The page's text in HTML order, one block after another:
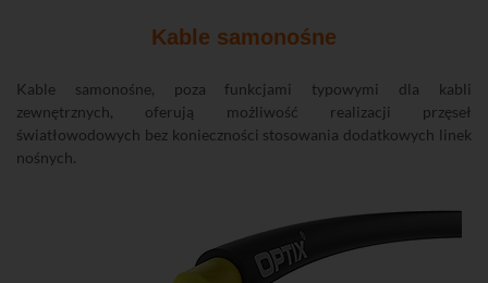
Kable samonośne
Kable samonośne, poza funkcjami typowymi dla kabli
zewnętrznych, oferują możliwość realizacji przęseł
światłowodowych bez konieczności stosowania dodatkowych linek
nośnych.